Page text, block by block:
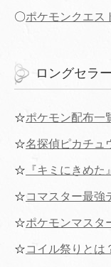
〇ポケモンクエス
ロングセラ
☆ポケモン配布一
☆名探偵ピカチュ
☆ 『キミにきめ
☆コマスター最強
☆ポケモンマスタ
☆コイル祭りとは